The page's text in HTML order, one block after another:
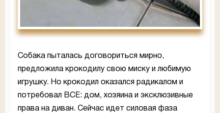
Собака пыталась договориться мирно,
предложила крокодилу свою миску и любимую
игрушку. Но крокодил оказался радикалом и
потребовал ВСЕ: дом, хозяина и эксклюзивные
права на диван. Сейчас идет силовая фаза